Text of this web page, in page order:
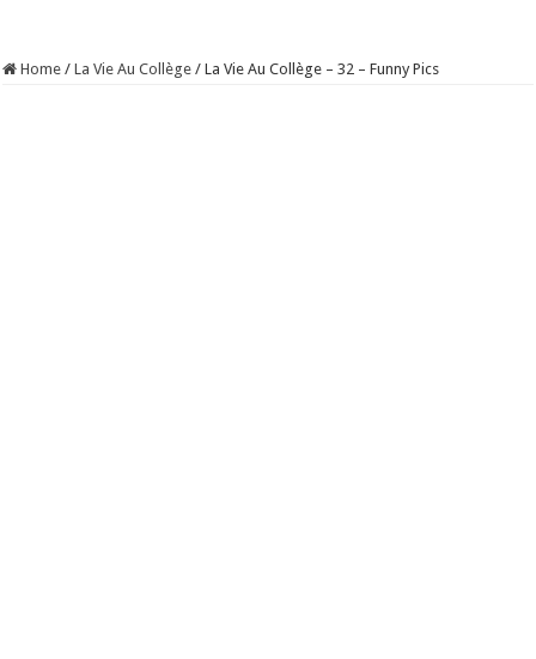
Home / La Vie Au Collège / La Vie Au Collège – 32 – Funny Pics